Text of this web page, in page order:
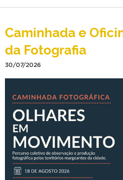
Caminhada e
da Fotografia
30/07/2026